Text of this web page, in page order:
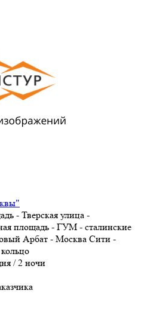
- Тверская улица -
площадь - ГУМ - сталинские
Арбат - Москва Сити -
/ 2 ночи